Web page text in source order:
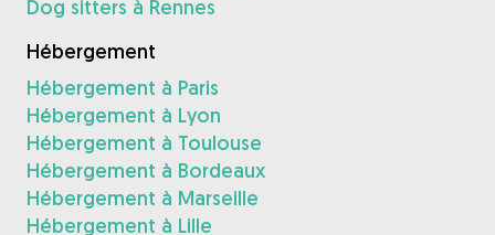
Dog sitters à Rennes
Hébergement
Hébergement à Paris
Hébergement à Lyon
Hébergement à Toulouse
Hébergement à Bordeaux
Hébergement à Marseille
Hébergement à Lille